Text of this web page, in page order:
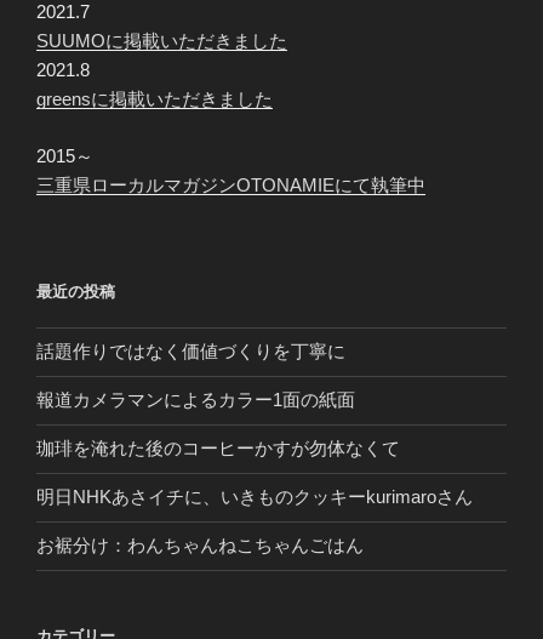
2021.7
SUUMOに掲載いただきました
2021.8
greensに掲載いただきました
2015～
三重県ローカルマガジンOTONAMIEにて執筆中
最近の投稿
話題作りではなく価値づくりを丁寧に
報道カメラマンによるカラー1面の紙面
珈琲を淹れた後のコーヒーかすが勿体なくて
明日NHKあさイチに、いきものクッキーkurimaroさん
お裾分け：わんちゃんねこちゃんごはん